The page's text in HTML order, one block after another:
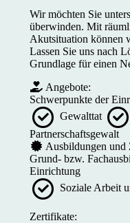
Wir möchten Sie
überwinden. Mit
Akutsituation können
Lassen Sie uns nach
Grundlage für einen
Angebote:
Schwerpunkte der
Gewalttat
Partnerschaftsgewalt
Ausbildungen und
Grund- bzw.
Einrichtung
Soziale Arbeit
Zertifikate: